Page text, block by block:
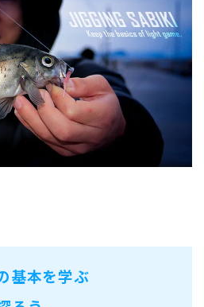
基本を学ぶ